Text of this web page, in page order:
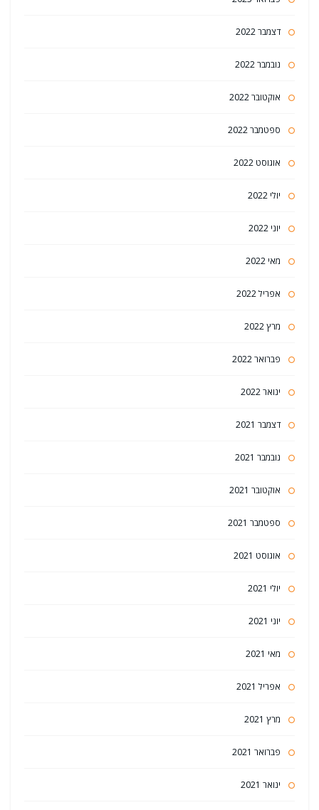
דצמבר 2022
נובמבר 2022
אוקטובר 2022
ספטמבר 2022
אוגוסט 2022
יולי 2022
יוני 2022
מאי 2022
אפריל 2022
מרץ 2022
פברואר 2022
ינואר 2022
דצמבר 2021
נובמבר 2021
אוקטובר 2021
ספטמבר 2021
אוגוסט 2021
יולי 2021
יוני 2021
מאי 2021
אפריל 2021
מרץ 2021
פברואר 2021
ינואר 2021